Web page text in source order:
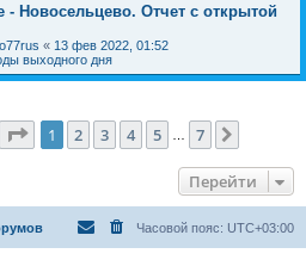
Новосельцево. Отчет с открытой
« 13 фев 2022, 01:52
выходного дня
Страница из
1 2 3 4 5 7
Перейти
Часовой пояс: UTC+03:00